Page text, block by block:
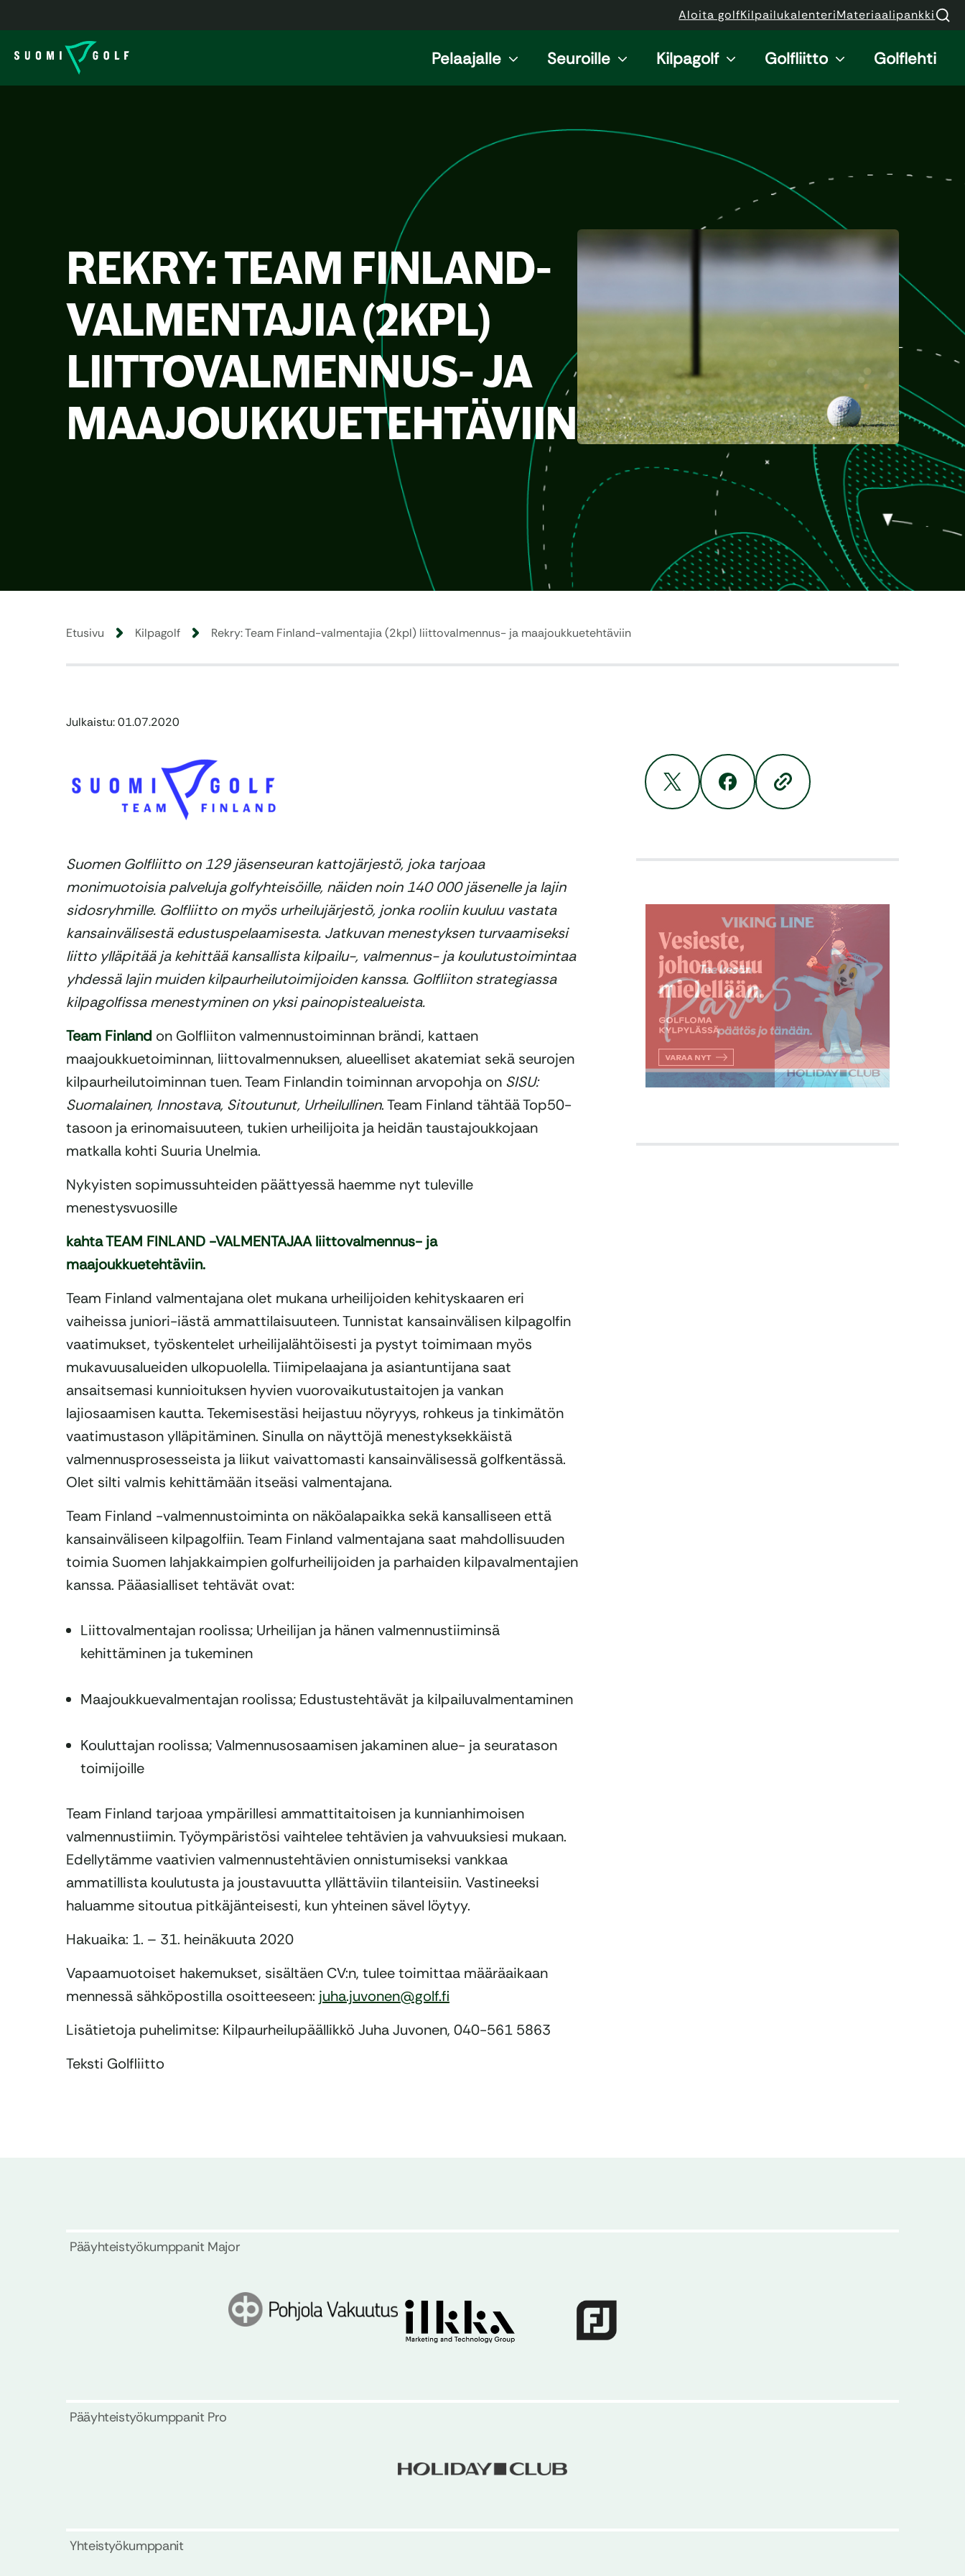
Aloita golfKilpailukalenteriMateriaalipankki
Pelaajalle Seuroille Kilpagolf Golfliitto Golflehti
REKRY: TEAM FINLAND-
VALMENTAJIA (2KPL)
LIITTOVALMENNUS- JA
MAAJOUKKUETEHTÄVIIN
Etusivu Kilpagolf Rekry: Team Finland-valmentajia (2kpl) liittovalmennus- ja maajoukkuetehtäviin
Julkaistu: 01.07.2020
Suomen Golfliitto on 129 jäsenseuran kattojärjestö, joka tarjoaa
monimuotoisia palveluja golfyhteisöille, näiden noin 140 000 jäsenelle ja lajin
sidosryhmille. Golfliitto on myös urheilujärjestö, jonka rooliin kuuluu vastata
kansainvälisestä edustuspelaamisesta. Jatkuvan menestyksen turvaamiseksi
liitto ylläpitää ja kehittää kansallista kilpailu-, valmennus- ja koulutustoimintaa
yhdessä lajin muiden kilpaurheilutoimijoiden kanssa. Golfliiton strategiassa
kilpagolfissa menestyminen on yksi painopistealueista.
Team Finland on Golfliiton valmennustoiminnan brändi, kattaen
maajoukkuetoiminnan, liittovalmennuksen, alueelliset akatemiat sekä seurojen
kilpaurheilutoiminnan tuen. Team Finlandin toiminnan arvopohja on SISU:
Suomalainen, Innostava, Sitoutunut, Urheilullinen. Team Finland tähtää Top50-
tasoon ja erinomaisuuteen, tukien urheilijoita ja heidän taustajoukkojaan
matkalla kohti Suuria Unelmia.
Nykyisten sopimussuhteiden päättyessä haemme nyt tuleville
menestysvuosille
kahta TEAM FINLAND -VALMENTAJAA liittovalmennus- ja
maajoukkuetehtäviin.
Team Finland valmentajana olet mukana urheilijoiden kehityskaaren eri
vaiheissa juniori-iästä ammattilaisuuteen. Tunnistat kansainvälisen kilpagolfin
vaatimukset, työskentelet urheilijalähtöisesti ja pystyt toimimaan myös
mukavuusalueiden ulkopuolella. Tiimipelaajana ja asiantuntijana saat
ansaitsemasi kunnioituksen hyvien vuorovaikutustaitojen ja vankan
lajiosaamisen kautta. Tekemisestäsi heijastuu nöyryys, rohkeus ja tinkimätön
vaatimustason ylläpitäminen. Sinulla on näyttöjä menestyksekkäistä
valmennusprosesseista ja liikut vaivattomasti kansainvälisessä golfkentässä.
Olet silti valmis kehittämään itseäsi valmentajana.
Team Finland -valmennustoiminta on näköalapaikka sekä kansalliseen että
kansainväliseen kilpagolfiin. Team Finland valmentajana saat mahdollisuuden
toimia Suomen lahjakkaimpien golfurheilijoiden ja parhaiden kilpavalmentajien
kanssa. Pääasialliset tehtävät ovat:
Liittovalmentajan roolissa; Urheilijan ja hänen valmennustiiminsä
kehittäminen ja tukeminen
Maajoukkuevalmentajan roolissa; Edustustehtävät ja kilpailuvalmentaminen
Kouluttajan roolissa; Valmennusosaamisen jakaminen alue- ja seuratason
toimijoille
Team Finland tarjoaa ympärillesi ammattitaitoisen ja kunnianhimoisen
valmennustiimin. Työympäristösi vaihtelee tehtävien ja vahvuuksiesi mukaan.
Edellytämme vaativien valmennustehtävien onnistumiseksi vankkaa
ammatillista koulutusta ja joustavuutta yllättäviin tilanteisiin. Vastineeksi
haluamme sitoutua pitkäjänteisesti, kun yhteinen sävel löytyy.
Hakuaika: 1. – 31. heinäkuuta 2020
Vapaamuotoiset hakemukset, sisältäen CV:n, tulee toimittaa määräaikaan
mennessä sähköpostilla osoitteeseen: juha.juvonen@golf.fi
Lisätietoja puhelimitse: Kilpaurheilupäällikkö Juha Juvonen, 040-561 5863
Teksti Golfliitto
Pääyhteistyökumppanit Major
Pääyhteistyökumppanit Pro
Yhteistyökumppanit